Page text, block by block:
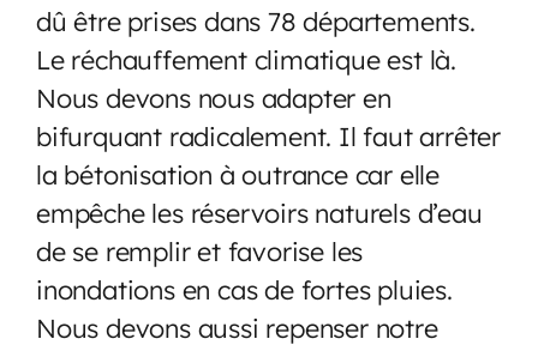
dû être prises dans 78 départements.
Le réchauffement climatique est là.
Nous devons nous adapter en
bifurquant radicalement. Il faut arrêter
la bétonisation à outrance car elle
empêche les réservoirs naturels d’eau
de se remplir et favorise les
inondations en cas de fortes pluies.
Nous devons aussi repenser notre